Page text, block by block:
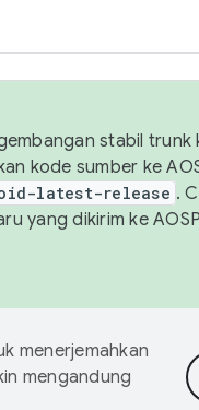
stabil trunk
kode sumber ke
latest-release .
yang dikirim ke
menerjemahkan
mengandung